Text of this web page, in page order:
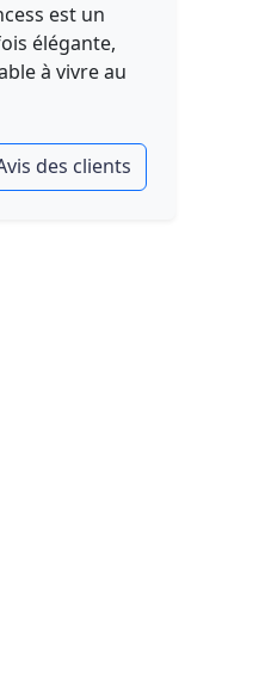
est un
élégante,
à vivre au
des clients